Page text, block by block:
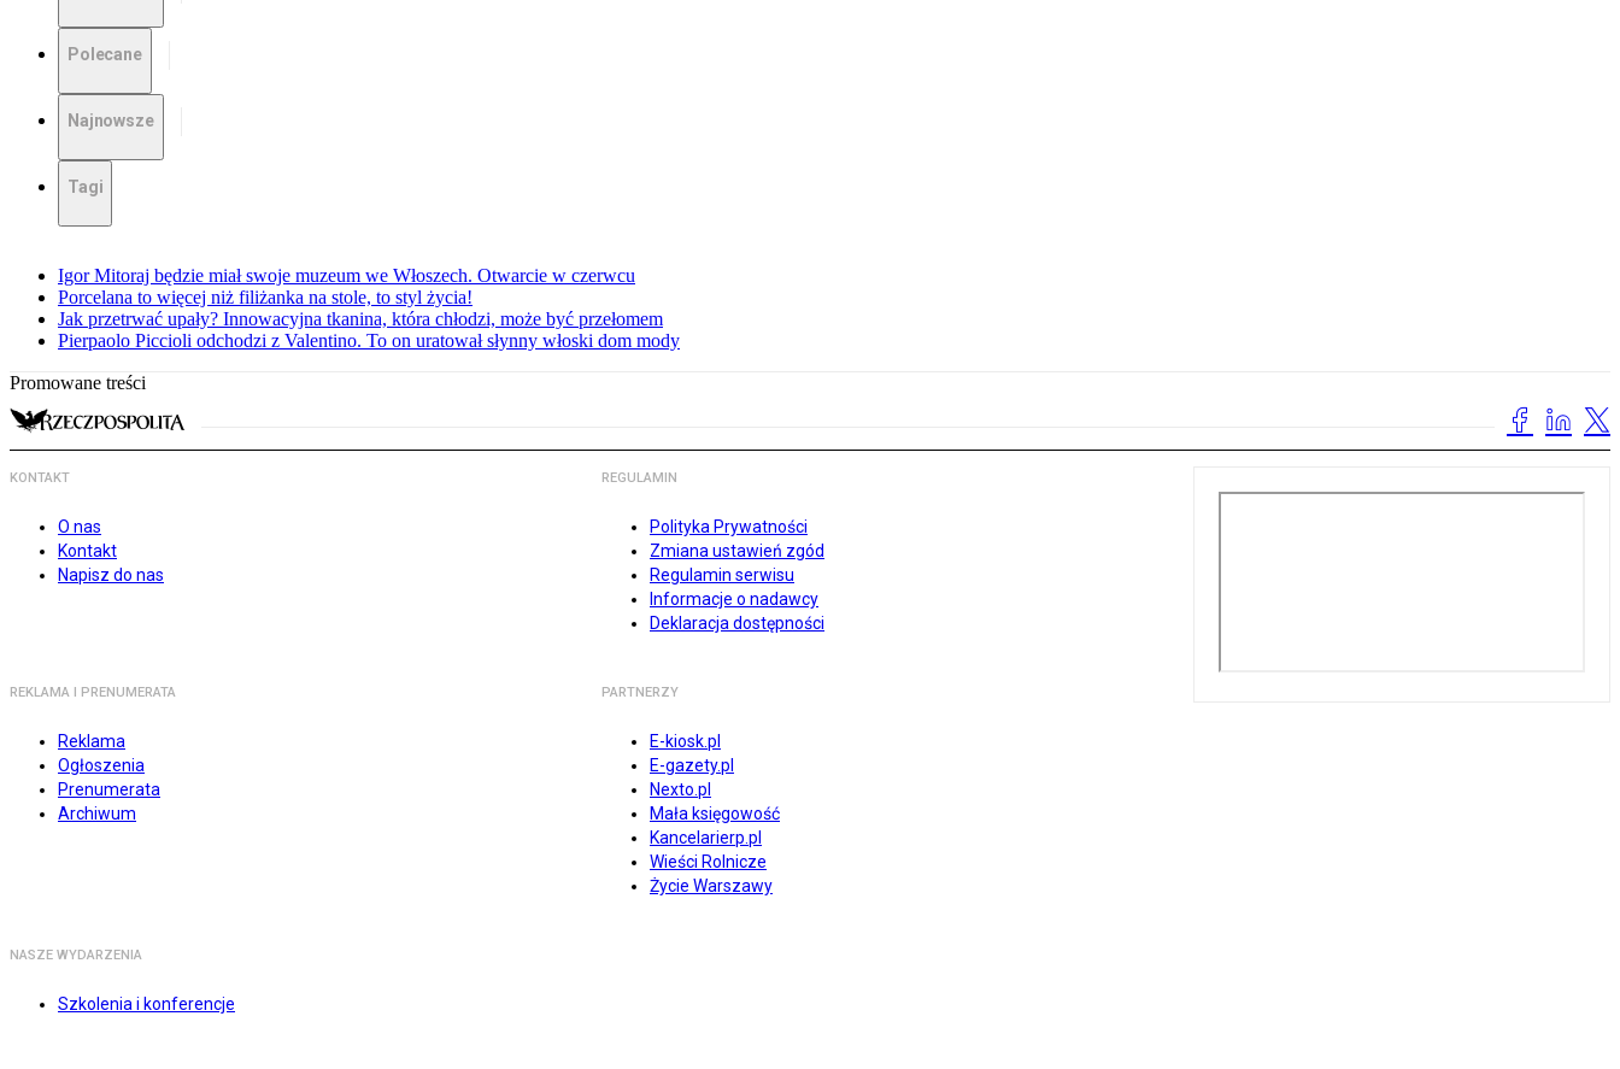
Polecane
Najnowsze
Tagi
Igor Mitoraj będzie miał swoje muzeum we Włoszech. Otwarcie w czerwcu
Porcelana to więcej niż filiżanka na stole, to styl życia!
Jak przetrwać upały? Innowacyjna tkanina, która chłodzi, może być przełomem
Pierpaolo Piccioli odchodzi z Valentino. To on uratował słynny włoski dom mody
Promowane treści
KONTAKT
O nas
Kontakt
Napisz do nas
REGULAMIN
Polityka Prywatności
Zmiana ustawień zgód
Regulamin serwisu
Informacje o nadawcy
Deklaracja dostępności
REKLAMA I PRENUMERATA
Reklama
Ogłoszenia
Prenumerata
Archiwum
PARTNERZY
E-kiosk.pl
E-gazety.pl
Nexto.pl
Mała księgowość
Kancelarierp.pl
Wieści Rolnicze
Życie Warszawy
NASZE WYDARZENIA
Szkolenia i konferencje